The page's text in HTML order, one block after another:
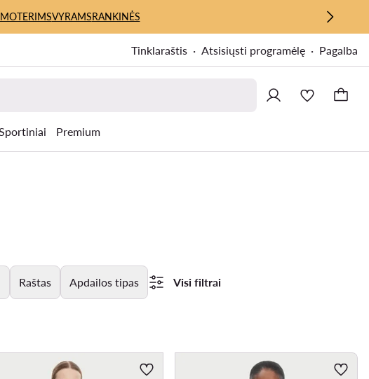
MOTERIMSVYRAMSRANKINĖS
Tinklaraštis Atsisiųsti programėlę Pagalba
Premium
Raštas Apdailos tipas Visi filtrai